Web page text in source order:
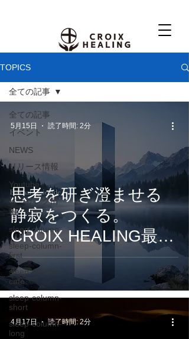
TOPICS
全ての記事
イベント
NEWS
リリース情報
Youtube
ヒーリング情
報
sleep-column
sleep-column-
first
sleep-column-
cafe
sleep-column-
short
sleep-column-
long
全ての記事
思考を研ぎ澄ませる
静寂をつくる。
CROIX HEALING最新
アルバム『 Eternal
Quietude: Timeless
Healing 』5月15日配
信開始
5月15日 読了時間: 2分
4月17日 読了時間: 2分